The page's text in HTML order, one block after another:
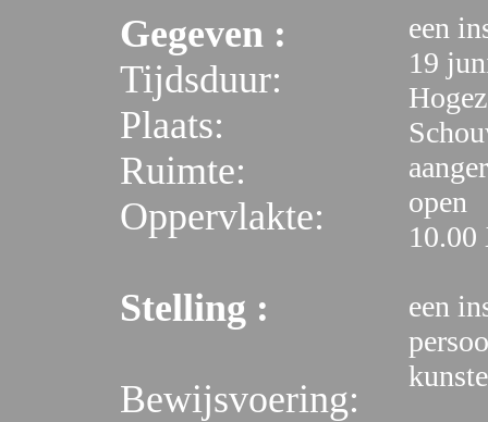
Gegeven :
Tijdsduur:
Plaats:
Ruimte:
Oppervlakte:
Stelling :
Bewijsvoering:
een
19
open
een